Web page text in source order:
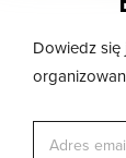
Dowiedz
E